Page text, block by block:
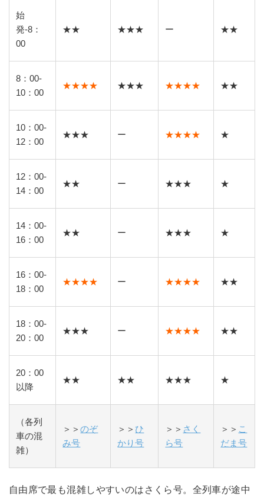
始
発-8：
00
★★ ★★★ ー ★★
8：00-
10：00
★★★★ ★★★ ★★★★ ★★
10：00-
12：00
★★★ ー ★★★★ ★
12：00-
14：00
★★ ー ★★★ ★
14：00-
16：00
★★ ー ★★★ ★
16：00-
18：00
★★★★ ー ★★★★ ★★
18：00-
20：00
★★★ ー ★★★★ ★★
20：00
以降
★★ ★★ ★★★ ★
（各列
車の混
雑）
＞＞のぞ
み号
＞＞ひ
かり号
＞＞ さく
ら号
＞＞ こ
だま号
自由席で最も混雑しやすいのはさくら号。全列車が途中